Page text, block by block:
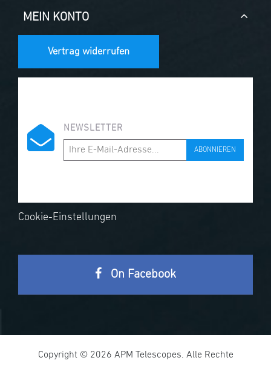
MEIN KONTO
Vertrag widerrufen
NEWSLETTER
ABONNIEREN
Cookie-Einstellungen
On Facebook
Copyright © 2026 APM Telescopes. Alle Rechte